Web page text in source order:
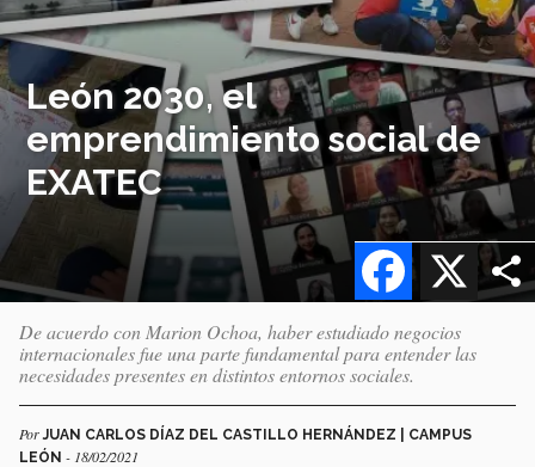
León 2030, el
emprendimiento social de
EXATEC
X
Facebook
De acuerdo con Marion Ochoa, haber estudiado negocios
internacionales fue una parte fundamental para entender las
necesidades presentes en distintos entornos sociales.
PorJUAN CARLOS DÍAZ DEL CASTILLO HERNÁNDEZ | CAMPUS
LEÓN - 18/02/2021